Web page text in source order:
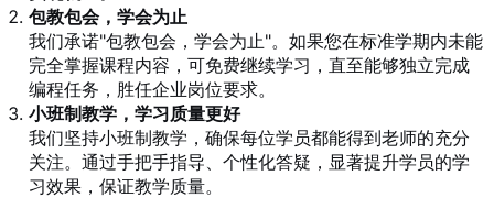
包教包会，学会为止
我们承诺"包教包会，学会为止"。如果您在标准学期内未能
完全掌握课程内容，可免费继续学习，直至能够独立完成
编程任务，胜任企业岗位要求。
小班制教学，学习质量更好
我们坚持小班制教学，确保每位学员都能得到老师的充分
关注。通过手把手指导、个性化答疑，显著提升学员的学
习效果，保证教学质量。